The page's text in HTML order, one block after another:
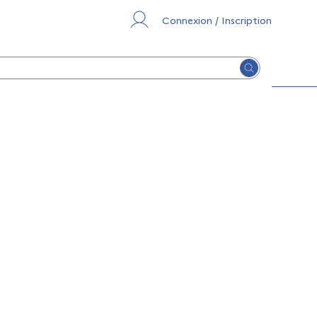
Connexion / Inscription
Lancer la